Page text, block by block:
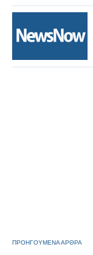
ΠΡΟΗΓΟΥΜΕΝΑ ΑΡΘΡΑ